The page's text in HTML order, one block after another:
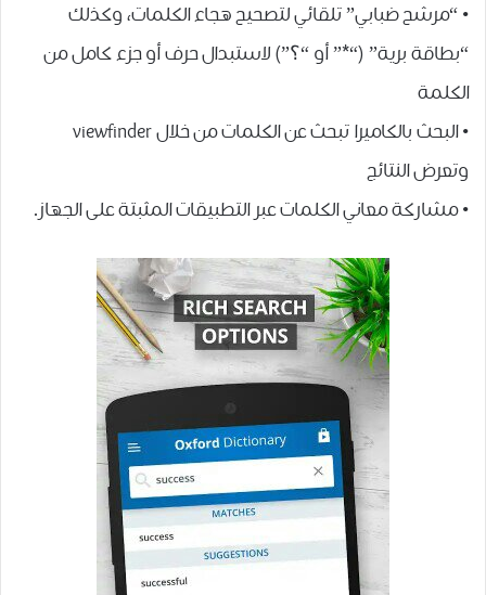
• “مرشح ضبابي” تلقائي لتصحيح هجاء الكلمات، وكذلك
“بطاقة برية” (“*” أو “؟”) لاستبدال حرف أو جزء كامل من
الكلمة
• البحث بالكاميرا تبحث عن الكلمات من خلال viewfinder
وتعرض النتائج
• مشاركة معاني الكلمات عبر التطبيقات المثبتة على الجهاز.